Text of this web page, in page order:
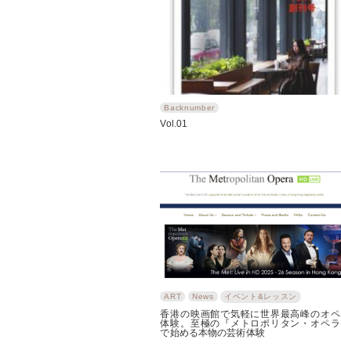
Backnumber
Vol.01
ART News イベント&レッスン
香港の映画館で気軽に世界最高峰のオペ
体験。至極の『メトロポリタン・オペラ
で始める本物の芸術体験